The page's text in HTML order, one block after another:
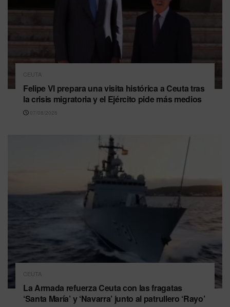
CEUTA
Felipe VI prepara una visita histórica a Ceuta tras
la crisis migratoria y el Ejército pide más medios
07/08/2026
CEUTA
La Armada refuerza Ceuta con las fragatas
‘Santa María’ y ‘Navarra’ junto al patrullero ‘Rayo’